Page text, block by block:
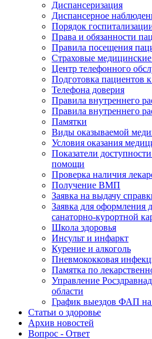
Диспансеризация
Диспансерное
Порядок
Права и обязанности
Правила посещения
Страховые
Центр телефонного
Подготовка пациентов
Телефона доверия
Правила внутреннего
Правила внутреннего
Памятки
Виды оказываемой
Условия оказания
Показатели
помощи
Проверка наличия
Получение ВМП
Заявка на выдачу
Заявка для оформления
санаторно-курортной
Школа здоровья
Инсульт и инфаркт
Курение и алкоголь
Пневмококковая
Памятка по
Управление
области
График выездов ФАП на
Статьи о здоровье
Архив новостей
Вопрос - Ответ